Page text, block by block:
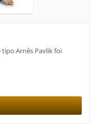
Arnês Pavlik foi